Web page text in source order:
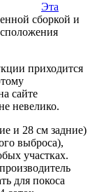
Эта
сборкой и
приходится
сайте
невелико.
и 28 см задние)
выброса),
участках.
для покоса